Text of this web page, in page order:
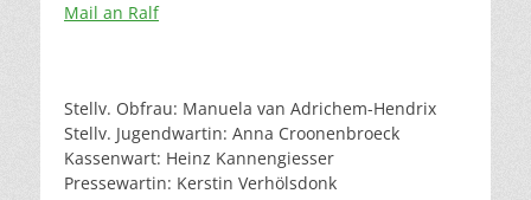
Mail an Ralf
Stellv. Obfrau: Manuela van Adrichem-Hendrix
Stellv. Jugendwartin: Anna Croonenbroeck
Kassenwart: Heinz Kannengiesser
Pressewartin: Kerstin Verhölsdonk